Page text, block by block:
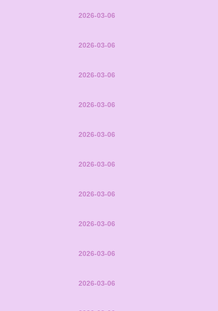
2026-03-06
2026-03-06
2026-03-06
2026-03-06
2026-03-06
2026-03-06
2026-03-06
2026-03-06
2026-03-06
2026-03-06